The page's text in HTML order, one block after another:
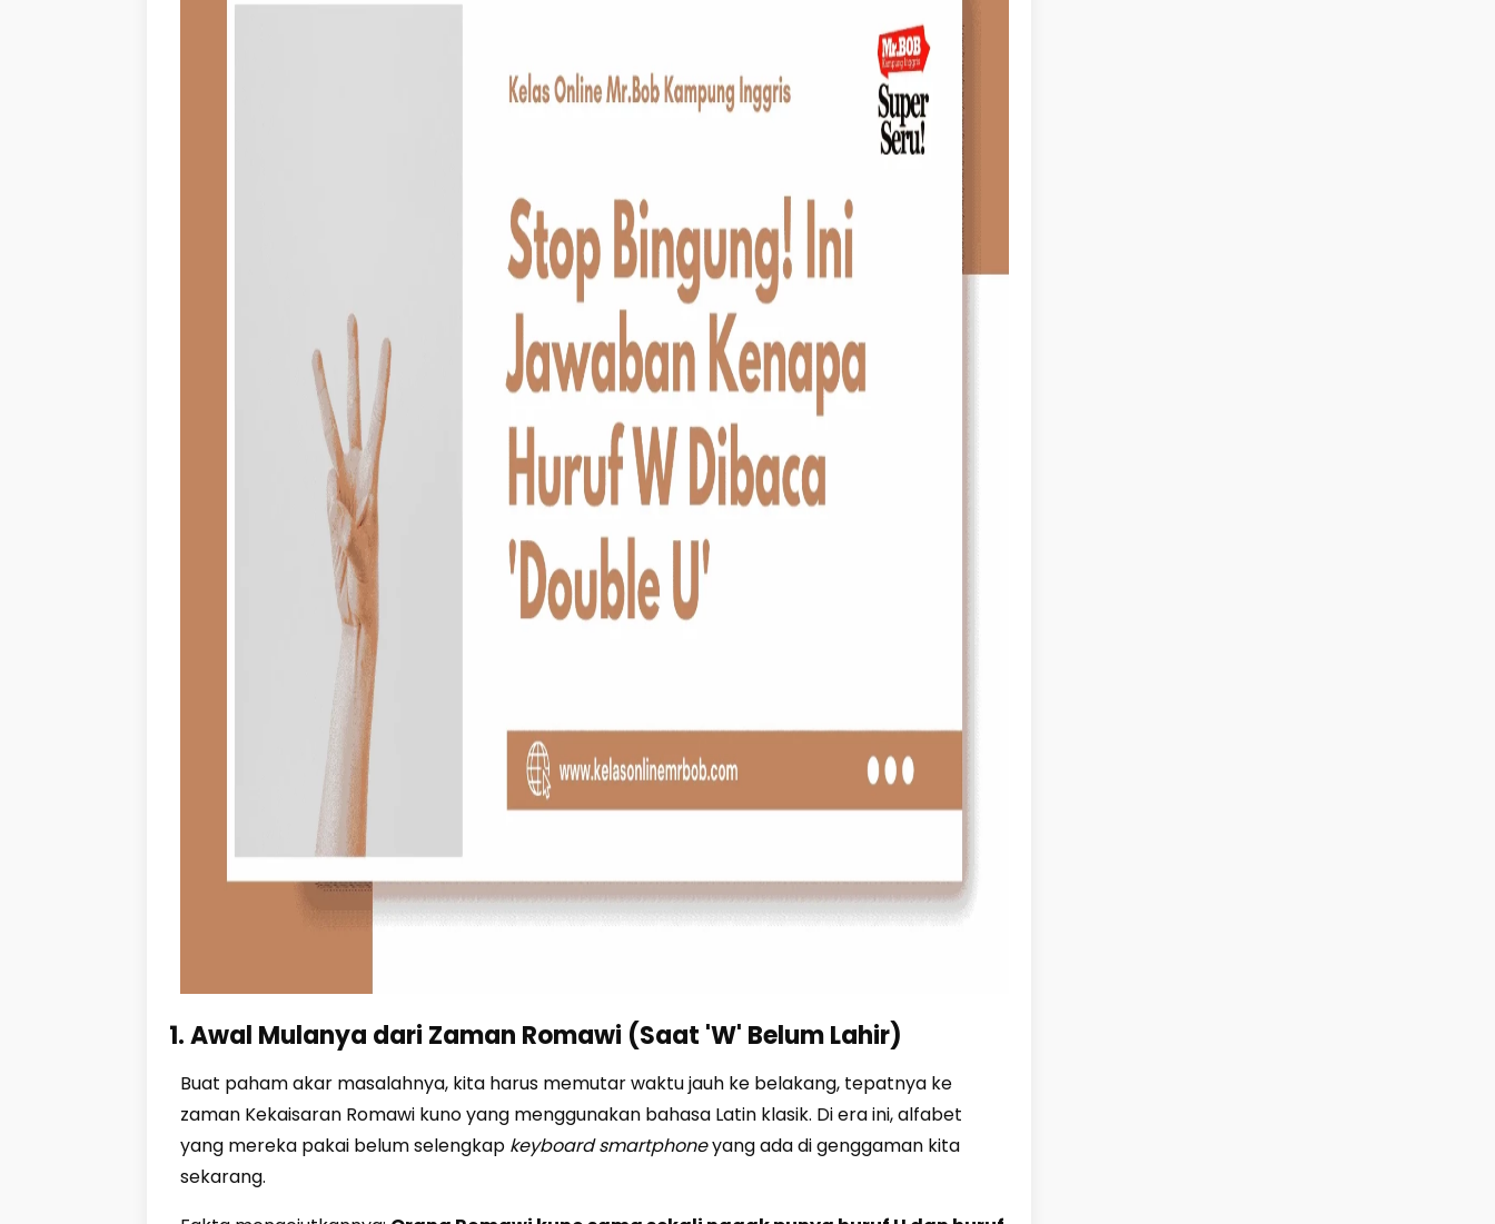
1. Awal Mulanya dari Zaman Romawi (Saat 'W' Belum Lahir)
Buat paham akar masalahnya, kita harus memutar waktu jauh ke belakang, tepatnya ke
zaman Kekaisaran Romawi kuno yang menggunakan bahasa Latin klasik. Di era ini, alfabet
yang mereka pakai belum selengkap keyboard smartphoneyang ada di genggaman kita
sekarang.